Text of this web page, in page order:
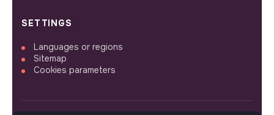
SETTINGS
Languages or regions
Sitemap
Cookies parameters